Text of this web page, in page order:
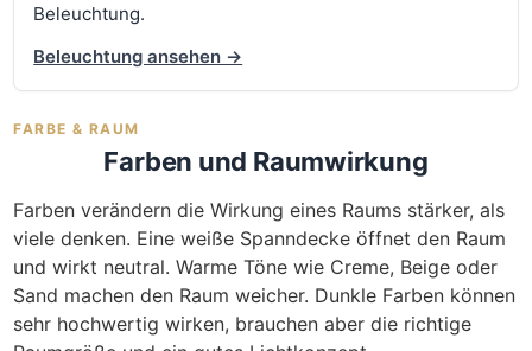
Beleuchtung.
Beleuchtung ansehen →
FARBE & RAUM
Farben und Raumwirkung
Farben verändern die Wirkung eines Raums stärker, als
viele denken. Eine weiße Spanndecke öffnet den Raum
und wirkt neutral. Warme Töne wie Creme, Beige oder
Sand machen den Raum weicher. Dunkle Farben können
sehr hochwertig wirken, brauchen aber die richtige